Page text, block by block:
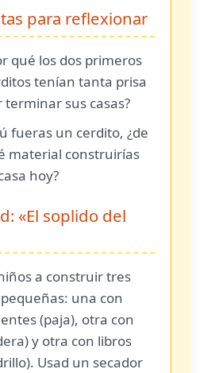
para reflexionar
qué los dos primeros
tenían tanta prisa
terminar sus casas?
fueras un cerdito, ¿de
material construirías
hoy?
«El soplido del
a construir tres
una con
(paja), otra con
y otra con libros
Usad un secador